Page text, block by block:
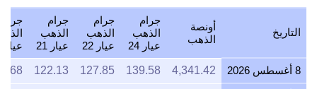
التاريخ
أونصة
الذهب
جرام
الذهب
عيار 24
جرام
الذهب
عيار 22
جرام
الذهب
عيار 21
جرام
عيار 18
8 أغسطس 2026 4,341.42
139.58
127.85
122.13